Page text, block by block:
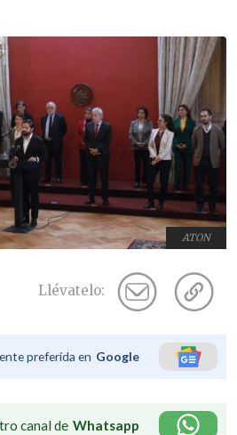
ATON
Llévatelo:
preferida en Google
canal de Whatsapp